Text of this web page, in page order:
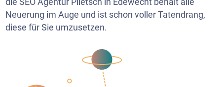
Neuerung im Auge und ist schon voller Tatendrang,
diese für Sie umzusetzen.